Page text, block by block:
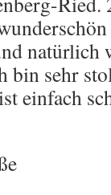
natürlich
bin sehr
einfach